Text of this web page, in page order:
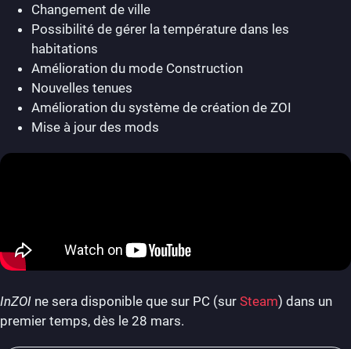
Changement de ville
Possibilité de gérer la température dans les
habitations
Amélioration du mode Construction
Nouvelles tenues
Amélioration du système de création de ZOI
Mise à jour des mods
InZOI ne sera disponible que sur PC (sur Steam) dans un
premier temps, dès le 28 mars.